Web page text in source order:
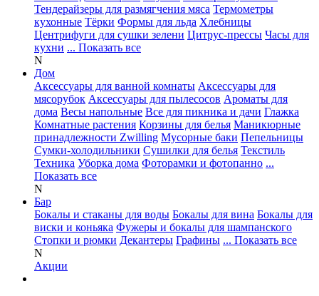
Тендерайзеры для размягчения мяса Термометры
кухонные Тёрки Формы для льда Хлебницы
Центрифуги для сушки зелени Цитрус-прессы Часы для
кухни ... Показать все
N
Дом
Аксессуары для ванной комнаты Аксессуары для
мясорубок Аксессуары для пылесосов Ароматы для
дома Весы напольные Все для пикника и дачи Глажка
Комнатные растения Корзины для белья Маникюрные
принадлежности Zwilling Мусорные баки Пепельницы
Сумки-холодильники Сушилки для белья Текстиль
Техника Уборка дома Фоторамки и фотопанно ...
Показать все
N
Бар
Бокалы и стаканы для воды Бокалы для вина Бокалы для
виски и коньяка Фужеры и бокалы для шампанского
Стопки и рюмки Декантеры Графины ... Показать все
N
Акции